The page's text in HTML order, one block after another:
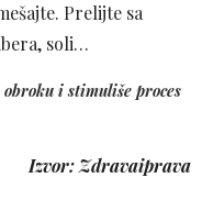
Prelijte sa
soli…
i stimuliše proces
Izvor: Zdravaiprava